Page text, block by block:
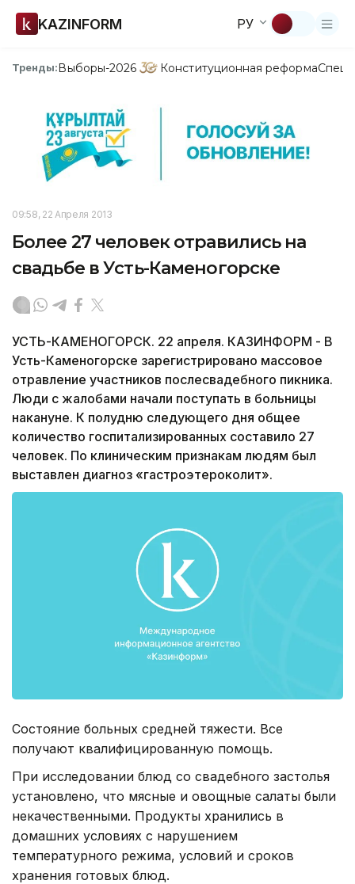
KAZINFORM РУ
Тренды:Выборы-2026 Конституционная реформа
09:58, 22 Апреля 2013
Более 27 человек отравились на
свадьбе в Усть-Каменогорске
УСТЬ-КАМЕНОГОРСК. 22 апреля. КАЗИНФОРМ - В
Усть-Каменогорске зарегистрировано массовое
отравление участников послесвадебного пикника.
Люди с жалобами начали поступать в больницы
накануне. К полудню следующего дня общее
количество госпитализированных составило 27
человек. По клиническим признакам людям был
выставлен диагноз «гастроэтероколит».
Состояние больных средней тяжести. Все
получают квалифицированную помощь.
При исследовании блюд со свадебного застолья
установлено, что мясные и овощные салаты были
некачественными. Продукты хранились в
домашних условиях с нарушением
температурного режима, условий и сроков
хранения готовых блюд.